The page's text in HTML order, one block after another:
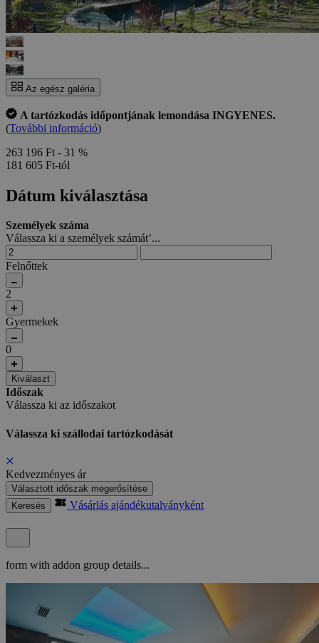
Az egész galéria
A tartózkodás időpontjának lemondása INGYENES.
(További információ)
263 196 Ft - 31 %
181 605 Ft-tól
Dátum kiválasztása
Személyek száma
Válassza ki a személyek számát’...
Felnőttek
2
Gyermekek
0
Kiválaszt
Időszak
Válassza ki az időszakot
Válassza ki szállodai tartózkodását
Kedvezményes ár
Választott időszak megerősítése
Keresés
Vásárlás ajándékutalványként
form with addon group details...